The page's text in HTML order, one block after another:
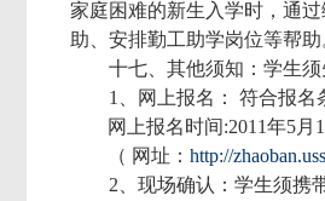
家庭困难的新生入学时，通
助、安排勤工助学岗位等帮
十七、其他须知：学生
1、网上报名： 符合报名
网上报名时间:2011年5月
（ 网址： http://
2、现场确认：学生须携